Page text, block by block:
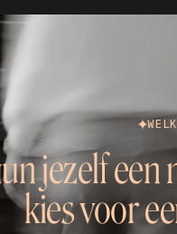
jezelf
kies voor